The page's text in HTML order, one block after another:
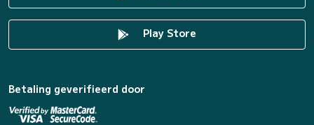
Play Store
Betaling geverifieerd door